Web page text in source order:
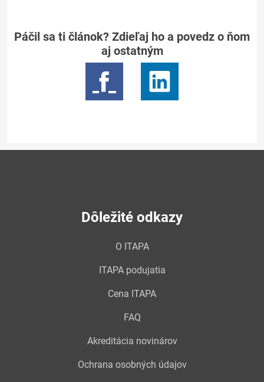
Páčil sa ti článok? Zdieľaj ho a povedz o ňom
aj ostatným
Dôležité odkazy
O ITAPA
ITAPA podujatia
Cena ITAPA
FAQ
Akreditácia novinárov
Ochrana osobných údajov